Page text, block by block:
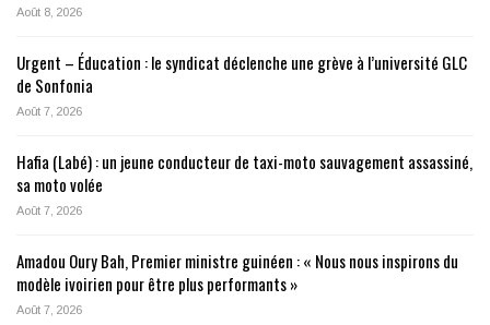
Août 8, 2026
Urgent – Éducation : le syndicat déclenche une grève à l’université GLC
de Sonfonia
Août 7, 2026
Hafia (Labé) : un jeune conducteur de taxi-moto sauvagement assassiné,
sa moto volée
Août 7, 2026
Amadou Oury Bah, Premier ministre guinéen : « Nous nous inspirons du
modèle ivoirien pour être plus performants »
Août 7, 2026